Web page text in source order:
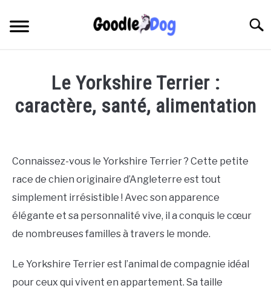
content
Le Yorkshire Terrier :
caractère, santé, alimentation
in
race, Uncategorized
Connaissez-vous le Yorkshire Terrier ? Cette petite
race de chien originaire d’Angleterre est tout
simplement irrésistible ! Avec son apparence
élégante et sa personnalité vive, il a conquis le cœur
de nombreuses familles à travers le monde.
Le Yorkshire Terrier est l’animal de compagnie idéal
pour ceux qui vivent en appartement. Sa taille